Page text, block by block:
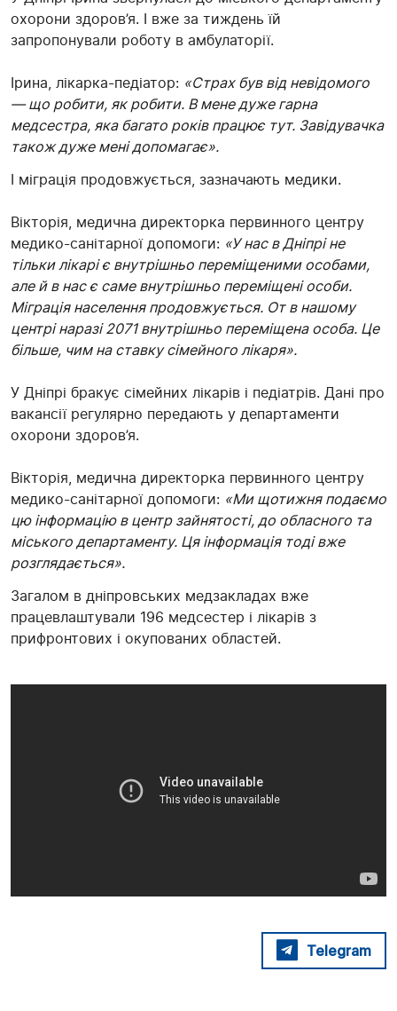
охорони здоров’я. І вже за тиждень їй
запропонували роботу в амбулаторії.
Ірина, лікарка-педіатор: «Страх був від невідомого
— що робити, як робити. В мене дуже гарна
медсестра, яка багато років працює тут. Завідувачка
також дуже мені допомагає».
І міграція продовжується, зазначають медики.
Вікторія, медична директорка первинного центру
медико-санітарної допомоги: «У нас в Дніпрі не
тільки лікарі є внутрішньо переміщеними особами,
але й в нас є саме внутрішньо переміщені особи.
Міграція населення продовжується. От в нашому
центрі наразі 2071 внутрішньо переміщена особа. Це
більше, чим на ставку сімейного лікаря».
У Дніпрі бракує сімейних лікарів і педіатрів. Дані про
вакансії регулярно передають у департаменти
охорони здоров’я.
Вікторія, медична директорка первинного центру
медико-санітарної допомоги: «Ми щотижня подаємо
цю інформацію в центр зайнятості, до обласного та
міського департаменту. Ця інформація тоді вже
розглядається».
Загалом в дніпровських медзакладах вже
працевлаштували 196 медсестер і лікарів з
прифронтових і окупованих областей.
Telegram